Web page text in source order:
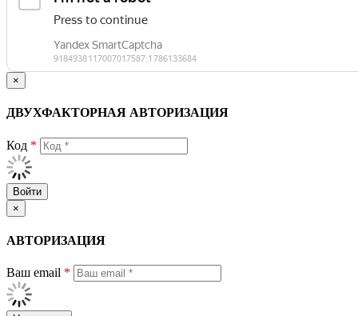
×
ДВУХФАКТОРНАЯ АВТОРИЗАЦИЯ
Код *
Войти
×
АВТОРИЗАЦИЯ
Ваш email *